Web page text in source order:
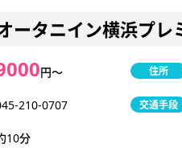
ータニイン横浜プレ
円〜 住所
210-0707 交通手段
10分